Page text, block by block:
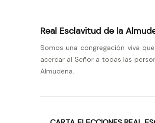
Real Esclavitud de la
Somos una congregación viva
acercar al Señor a todas las
Almudena.